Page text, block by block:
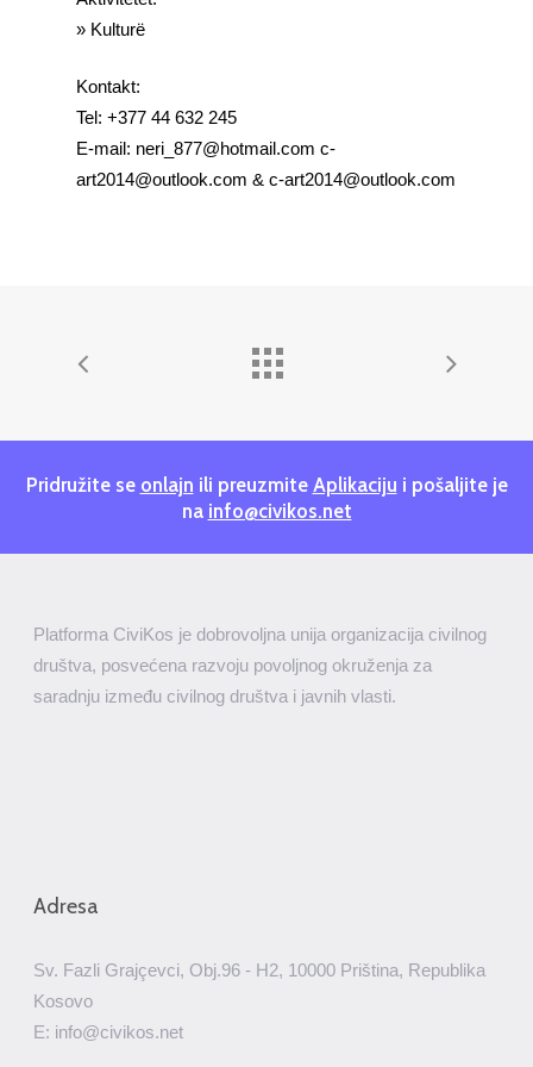
» Kulturë
Kontakt:
Tel: +377 44 632 245
E-mail: neri_877@hotmail.com c-
art2014@outlook.com & c-art2014@outlook.com
Pridružite se onlajn ili preuzmite Aplikaciju i pošaljite je
na info@civikos.net
Platforma CiviKos je dobrovoljna unija organizacija civilnog
društva, posvećena razvoju povoljnog okruženja za
saradnju između civilnog društva i javnih vlasti.
Adresa
Sv. Fazli Grajçevci, Obj.96 - H2, 10000 Priština, Republika
Kosovo
E: info@civikos.net